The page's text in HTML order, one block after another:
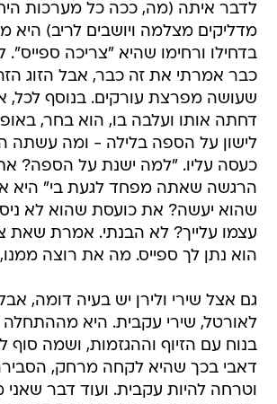
לדבר איתה (מה, ככה כל מערכות
מדליקים מצלמה ויושבים לריב) היא
בדחילו ורחימו שהיא "צריכה
כבר אמרתי את זה כבר, אבל הזוג
שעושה מפרצת עורקים. בנוסף לכל,
דחתה אותו ועלבה בו, הוא בחר,
לישון על הספה בלילה - ומה עשתה
כעסה עליו. "למה ישנת על הספה?
הרגשה שאתה מפחד לגעת בי" היא
שהוא יעשה? את כועסת שהוא לא
עצמו עלייך? לא הבנתי. אמרת שאת
הוא נתן לך ספייס. מה את רוצה ממנו,
גם אצל שירי ולירן יש בעיה דומה, אבל
לאורטל, שירי עקבית. היא
בנוח עם הזיוף וההגזמות, ושמה סוף
דאבי בכך שהיא לקחה מרחק,
וטרחה להיות עקבית. ועוד דבר שאני